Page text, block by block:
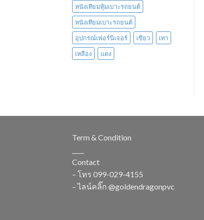
หนังเทียมหุ้มเบาะรถยนต์
หนังเทียมเบาะรถยนต์
อุปกรณ์เฟอร์นิเจอร์
เขียว
เทา
เหลือง
แดง
Term & Condition
Contact
– โทร 099-029-4155
– ไลน์คลิ๊ก @goldendragonpvc